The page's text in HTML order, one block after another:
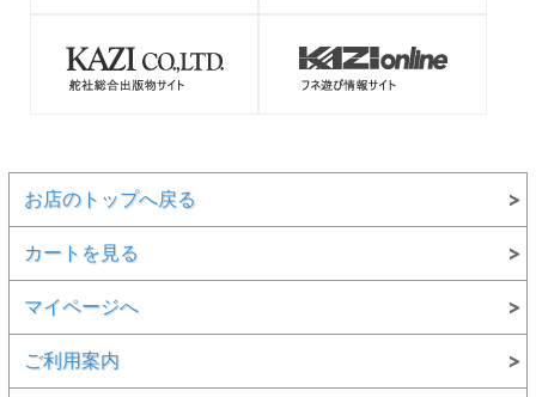
お店のトップへ戻る
カートを見る
マイページへ
ご利用案内